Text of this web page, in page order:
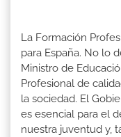
La Formación
para España. No lo
Ministro de
Profesional de
la sociedad. El
es esencial para el
nuestra juventud y,